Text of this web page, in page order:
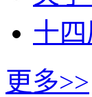
十
更多>>